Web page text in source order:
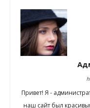
Привет! Я -
наш сайт был